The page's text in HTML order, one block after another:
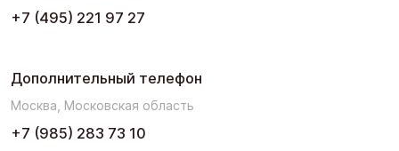
+7 (495) 221 97 27
Дополнительный телефон
Москва, Московская область
+7 (985) 283 73 10